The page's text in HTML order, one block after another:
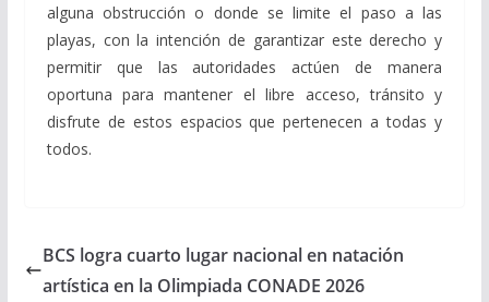
alguna obstrucción o donde se limite el paso a las
playas, con la intención de garantizar este derecho y
permitir que las autoridades actúen de manera
oportuna para mantener el libre acceso, tránsito y
disfrute de estos espacios que pertenecen a todas y
todos.
BCS logra cuarto lugar nacional en natación
artística en la Olimpiada CONADE 2026